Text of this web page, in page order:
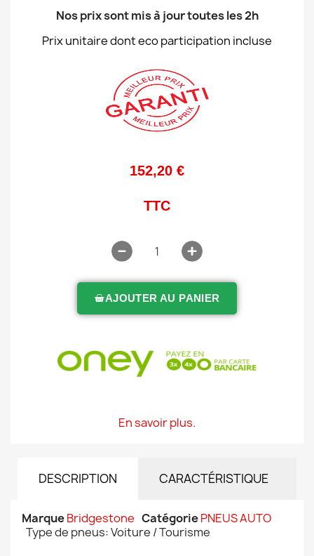
Nos prix sont mis à jour toutes les 2h
Prix unitaire dont eco participation incluse
152,20 €
TTC
AJOUTER AU PANIER
En savoir plus.
DESCRIPTION CARACTÉRISTIQUE
MarqueBridgestone CatégoriePNEUS AUTO
Type de pneus: Voiture / Tourisme